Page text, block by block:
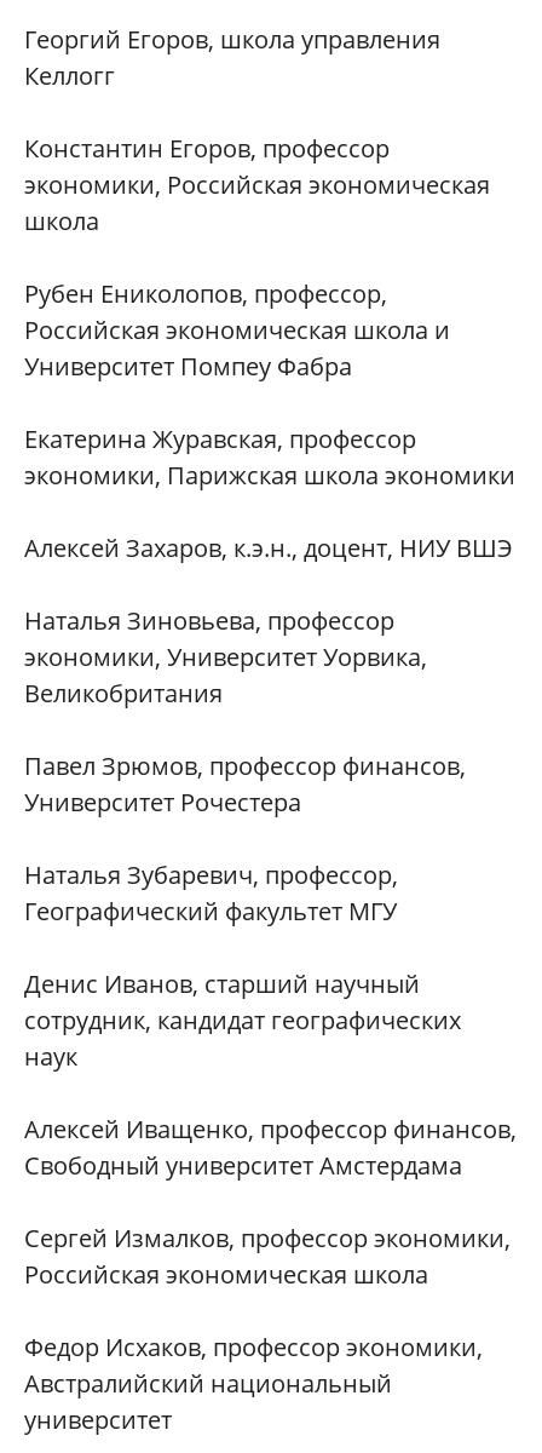
Георгий Егоров, школа управления
Келлогг
Константин Егоров, профессор
экономики, Российская экономическая
школа
Рубен Ениколопов, профессор,
Российская экономическая школа и
Университет Помпеу Фабра
Екатерина Журавская, профессор
экономики, Парижская школа экономики
Алексей Захаров, к.э.н., доцент, НИУ ВШЭ
Наталья Зиновьева, профессор
экономики, Университет Уорвика,
Великобритания
Павел Зрюмов, профессор финансов,
Университет Рочестера
Наталья Зубаревич, профессор,
Географический факультет МГУ
Денис Иванов, старший научный
сотрудник, кандидат географических
наук
Алексей Иващенко, профессор финансов,
Свободный университет Амстердама
Сергей Измалков, профессор экономики,
Российская экономическая школа
Федор Исхаков, профессор экономики,
Австралийский национальный
университет